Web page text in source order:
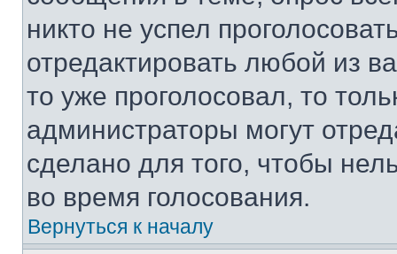
никто не успел
отредактировать любой из
то уже проголосовал, то
администраторы могут
сделано для того, чтобы
во время голосования.
Вернуться к началу